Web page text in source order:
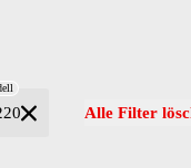
Alle Filter